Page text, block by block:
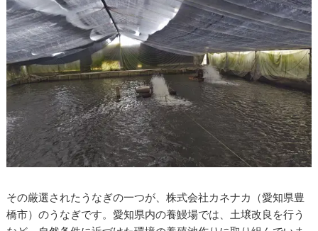
その厳選されたうなぎの一つが、株式会社カネナカ（愛知県豊
橋市）のうなぎです。愛知県内の養鰻場では、土壌改良を行う